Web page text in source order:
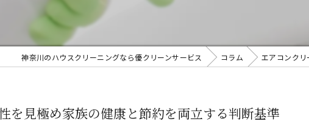
神奈川のハウスクリーニングなら優クリーンサービス コラム エアコンク
を見極め家族の健康と節約を両立する判断基準